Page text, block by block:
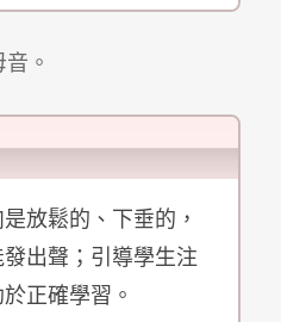
。
放鬆的、下垂的，
出聲；引導學生注
正確學習。